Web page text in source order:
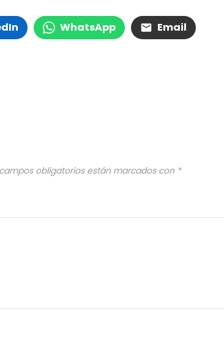
WhatsApp Email
obligatorios están marcados con *